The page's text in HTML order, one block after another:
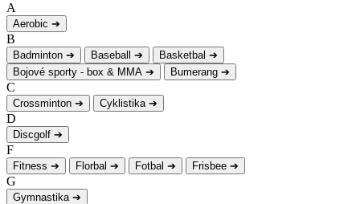
A
Aerobic ➔
B
Badminton ➔ Baseball ➔ Basketbal ➔
Bojové sporty - box & MMA ➔ Bumerang ➔
C
Crossminton ➔ Cyklistika ➔
D
Discgolf ➔
F
Fitness ➔ Florbal ➔ Fotbal ➔ Frisbee ➔
G
Gymnastika ➔